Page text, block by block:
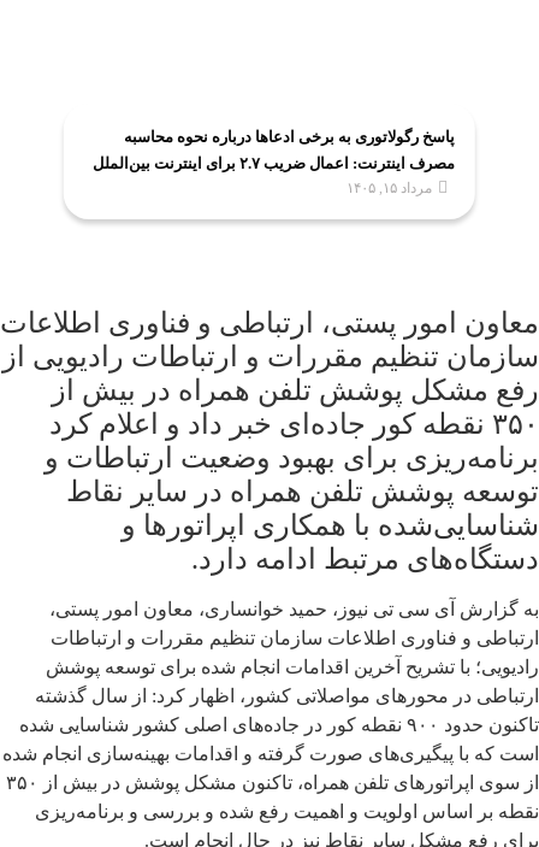
پاسخ رگولاتوری به برخی ادعاها درباره نحوه محاسبه
مصرف اینترنت: اعمال ضریب ۲.۷ برای اینترنت بین‌الملل
صحت ندارد
مرداد ۱۵, ۱۴۰۵
معاون امور پستی، ارتباطی و فناوری اطلاعات
سازمان تنظیم مقررات و ارتباطات رادیویی از
رفع مشکل پوشش تلفن همراه در بیش از
۳۵۰ نقطه کور جاده‌ای خبر داد و اعلام کرد
برنامه‌ریزی برای بهبود وضعیت ارتباطات و
توسعه پوشش تلفن همراه در سایر نقاط
شناسایی‌شده با همکاری اپراتورها و
دستگاه‌های مرتبط ادامه دارد.
به گزارش آی سی تی نیوز، حمید خوانساری، معاون امور پستی،
ارتباطی و فناوری اطلاعات سازمان تنظیم مقررات و ارتباطات
رادیویی؛ با تشریح آخرین اقدامات انجام شده برای توسعه پوشش
ارتباطی در محورهای مواصلاتی کشور، اظهار کرد: از سال گذشته
تاکنون حدود ۹۰۰ نقطه کور در جاده‌های اصلی کشور شناسایی شده
است که با پیگیری‌های صورت گرفته و اقدامات بهینه‌سازی انجام شده
از سوی اپراتورهای تلفن همراه، تاکنون مشکل پوشش در بیش از ۳۵۰
نقطه بر اساس اولویت و اهمیت رفع شده و بررسی و برنامه‌ریزی
برای رفع مشکل سایر نقاط نیز در حال انجام است.